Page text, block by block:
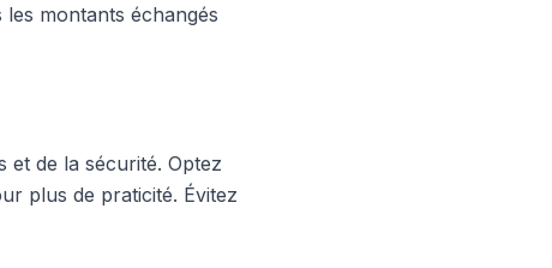
montants échangés
et de la sécurité. Optez
plus de praticité. Évitez